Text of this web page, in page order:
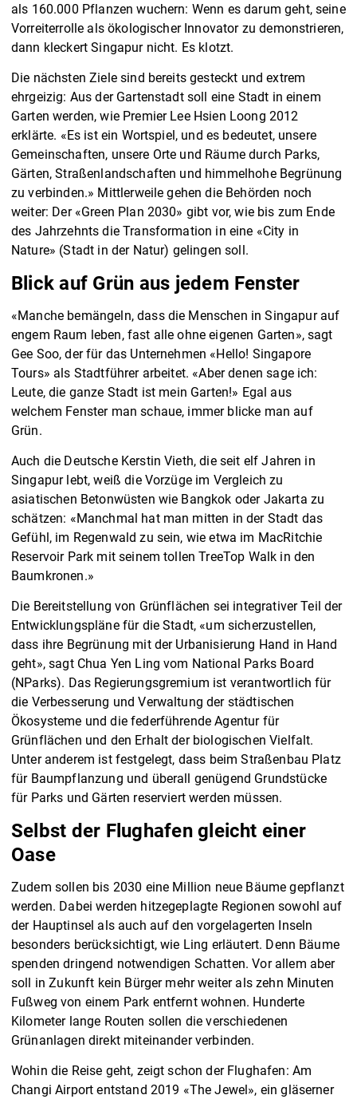
als 160.000 Pflanzen wuchern: Wenn es darum geht, seine
Vorreiterrolle als ökologischer Innovator zu demonstrieren,
dann kleckert Singapur nicht. Es klotzt.
Die nächsten Ziele sind bereits gesteckt und extrem
ehrgeizig: Aus der Gartenstadt soll eine Stadt in einem
Garten werden, wie Premier Lee Hsien Loong 2012
erklärte. «Es ist ein Wortspiel, und es bedeutet, unsere
Gemeinschaften, unsere Orte und Räume durch Parks,
Gärten, Straßenlandschaften und himmelhohe Begrünung
zu verbinden.» Mittlerweile gehen die Behörden noch
weiter: Der «Green Plan 2030» gibt vor, wie bis zum Ende
des Jahrzehnts die Transformation in eine «City in
Nature» (Stadt in der Natur) gelingen soll.
Blick auf Grün aus jedem Fenster
«Manche bemängeln, dass die Menschen in Singapur auf
engem Raum leben, fast alle ohne eigenen Garten», sagt
Gee Soo, der für das Unternehmen «Hello! Singapore
Tours» als Stadtführer arbeitet. «Aber denen sage ich:
Leute, die ganze Stadt ist mein Garten!» Egal aus
welchem Fenster man schaue, immer blicke man auf
Grün.
Auch die Deutsche Kerstin Vieth, die seit elf Jahren in
Singapur lebt, weiß die Vorzüge im Vergleich zu
asiatischen Betonwüsten wie Bangkok oder Jakarta zu
schätzen: «Manchmal hat man mitten in der Stadt das
Gefühl, im Regenwald zu sein, wie etwa im MacRitchie
Reservoir Park mit seinem tollen TreeTop Walk in den
Baumkronen.»
Die Bereitstellung von Grünflächen sei integrativer Teil der
Entwicklungspläne für die Stadt, «um sicherzustellen,
dass ihre Begrünung mit der Urbanisierung Hand in Hand
geht», sagt Chua Yen Ling vom National Parks Board
(NParks). Das Regierungsgremium ist verantwortlich für
die Verbesserung und Verwaltung der städtischen
Ökosysteme und die federführende Agentur für
Grünflächen und den Erhalt der biologischen Vielfalt.
Unter anderem ist festgelegt, dass beim Straßenbau Platz
für Baumpflanzung und überall genügend Grundstücke
für Parks und Gärten reserviert werden müssen.
Selbst der Flughafen gleicht einer
Oase
Zudem sollen bis 2030 eine Million neue Bäume gepflanzt
werden. Dabei werden hitzegeplagte Regionen sowohl auf
der Hauptinsel als auch auf den vorgelagerten Inseln
besonders berücksichtigt, wie Ling erläutert. Denn Bäume
spenden dringend notwendigen Schatten. Vor allem aber
soll in Zukunft kein Bürger mehr weiter als zehn Minuten
Fußweg von einem Park entfernt wohnen. Hunderte
Kilometer lange Routen sollen die verschiedenen
Grünanlagen direkt miteinander verbinden.
Wohin die Reise geht, zeigt schon der Flughafen: Am
Changi Airport entstand 2019 «The Jewel», ein gläserner